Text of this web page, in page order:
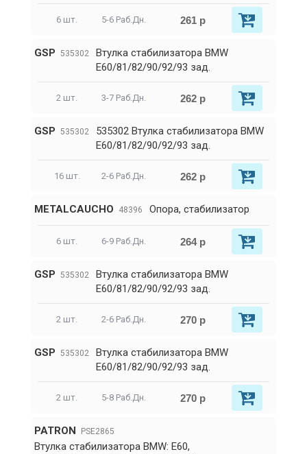
6 шт. 5-6 Раб.Дн. 261 р
GSP 535302
Втулка стабилизатора BMW
E60/81/82/90/92/93 зад.
2 шт. 3-7 Раб.Дн. 262 р
GSP 535302
535302 Втулка стабилизатора BMW
E60/81/82/90/92/93 зад.
16 шт. 2-6 Раб.Дн. 262 р
METALCAUCHO 48396 Опора, стабилизатор
6 шт. 6-9 Раб.Дн. 264 р
GSP 535302
Втулка стабилизатора BMW
E60/81/82/90/92/93 зад.
2 шт. 2-6 Раб.Дн. 270 р
GSP 535302
Втулка стабилизатора BMW
E60/81/82/90/92/93 зад.
2 шт. 5-8 Раб.Дн. 270 р
PATRON PSE2865
Втулка стабилизатора BMW: E60,